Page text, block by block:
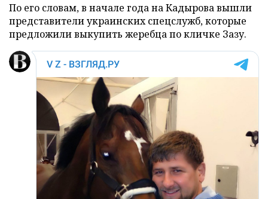
По его словам, в начале года на Кадырова вышли
представители украинских спецслужб, которые
предложили выкупить жеребца по кличке Зазу.